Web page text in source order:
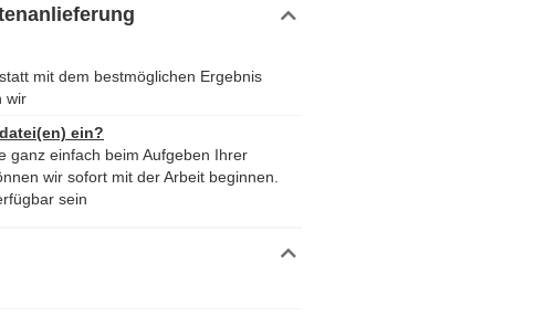
mit dem bestmöglichen Ergebnis
wir
ein?
ganz einfach beim Aufgeben Ihrer
wir sofort mit der Arbeit beginnen.
sein